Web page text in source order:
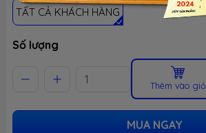
TẤT CẢ KHÁCH HÀNG
Số lượng
Thêm vào giỏ
MUA NGAY